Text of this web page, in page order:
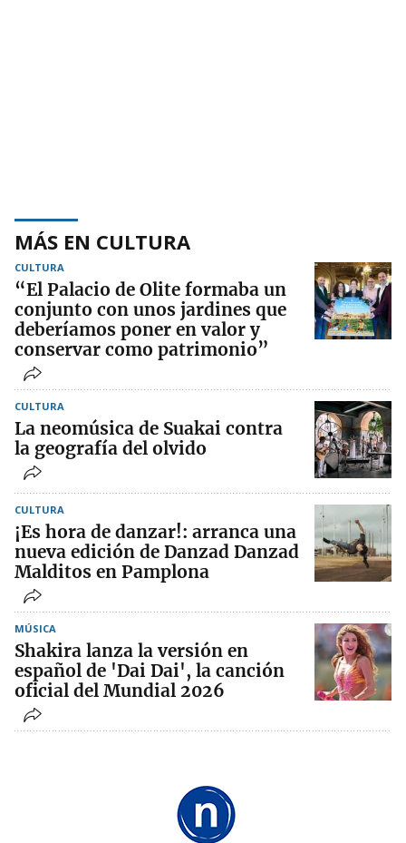
MÁS EN CULTURA
CULTURA
“El Palacio de Olite formaba un
conjunto con unos jardines que
deberíamos poner en valor y
conservar como patrimonio”
CULTURA
La neomúsica de Suakai contra
la geografía del olvido
CULTURA
¡Es hora de danzar!: arranca una
nueva edición de Danzad Danzad
Malditos en Pamplona
MÚSICA
Shakira lanza la versión en
español de 'Dai Dai', la canción
oficial del Mundial 2026